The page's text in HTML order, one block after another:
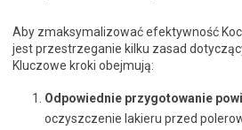
Aby zmaksymalizować efektywność
jest przestrzeganie kilku zasad
Kluczowe kroki obejmują:
Odpowiednie przygotowanie
oczyszczenie lakieru przed